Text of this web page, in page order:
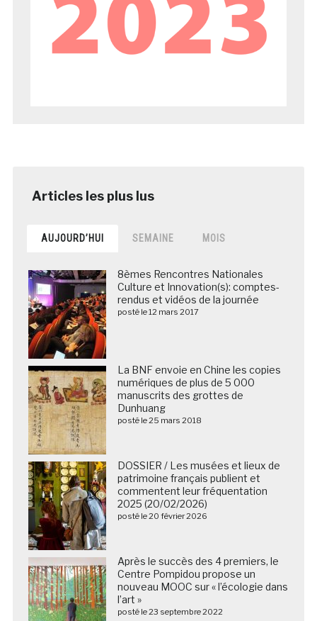
AUJOURD’HUI SEMAINE MOIS
8èmes Rencontres Nationales
Culture et Innovation(s): comptes-
rendus et vidéos de la journée
posté le 12 mars 2017
La BNF envoie en Chine les copies
numériques de plus de 5 000
manuscrits des grottes de
Dunhuang
posté le 25 mars 2018
DOSSIER / Les musées et lieux de
patrimoine français publient et
commentent leur fréquentation
2025 (20/02/2026)
posté le 20 février 2026
Après le succès des 4 premiers, le
Centre Pompidou propose un
nouveau MOOC sur « l’écologie dans
l’art »
posté le 23 septembre 2022